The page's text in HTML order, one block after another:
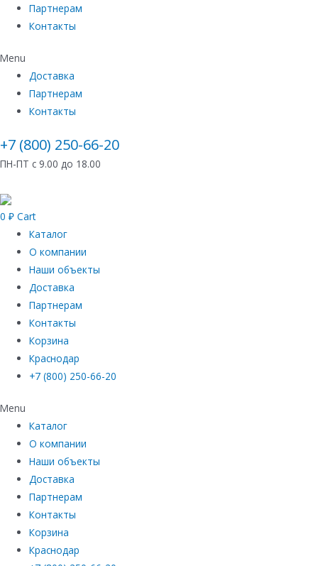
Партнерам
Контакты
Menu
Доставка
Партнерам
Контакты
+7 (800) 250-66-20
ПН-ПТ с 9.00 до 18.00
0 ₽ Cart
Каталог
О компании
Наши объекты
Доставка
Партнерам
Контакты
Корзина
Краснодар
+7 (800) 250-66-20
Menu
Каталог
О компании
Наши объекты
Доставка
Партнерам
Контакты
Корзина
Краснодар